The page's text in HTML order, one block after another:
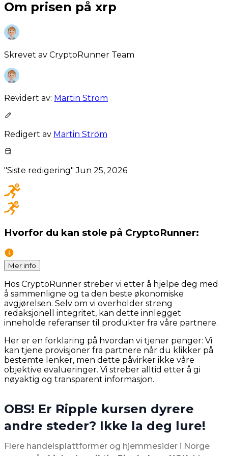
Om prisen på xrp
Skrevet av CryptoRunner Team
Revidert av: Martin Ström
Redigert av Martin Ström
"Siste redigering" Jun 25, 2026
Hvorfor du kan stole på CryptoRunner:
Mer info
Hos CryptoRunner streber vi etter å hjelpe deg med
å sammenligne og ta den beste økonomiske
avgjørelsen. Selv om vi overholder streng
redaksjonell integritet, kan dette innlegget
inneholde referanser til produkter fra våre partnere.
Her er en forklaring på hvordan vi tjener penger: Vi
kan tjene provisjoner fra partnere når du klikker på
bestemte lenker, men dette påvirker ikke våre
objektive evalueringer. Vi streber alltid etter å gi
nøyaktig og transparent informasjon.
OBS! Er Ripple kursen dyrere
andre steder? Ikke la deg lure!
Flere handelsplattformer og hjemmesider i Norge